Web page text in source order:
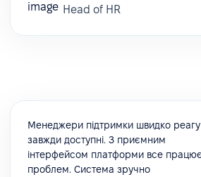
Head of HR
Менеджери підтримки швидко
завжди доступні. З приємним
інтерфейсом платформи все
проблем. Система зручно